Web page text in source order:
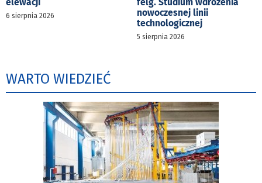
6 sierpnia 2026
nowoczesnej linii
technologicznej
5 sierpnia 2026
WARTO WIEDZIEĆ